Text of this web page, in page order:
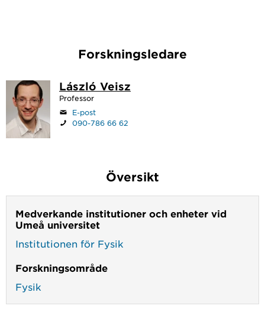
Forskningsledare
László Veisz
Professor
E-post
090-786 66 62
Översikt
Medverkande institutioner och enheter vid
Umeå universitet
Institutionen för Fysik
Forskningsområde
Fysik